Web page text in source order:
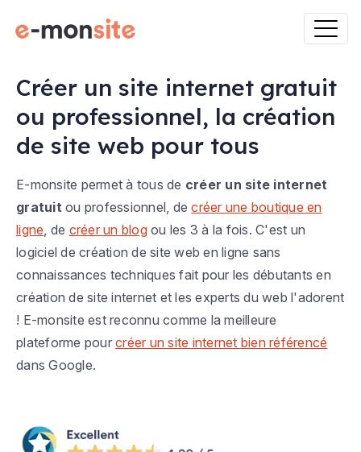
Créer un site internet gratuit
ou professionnel, la création
de site web pour tous
E-monsite permet à tous de créer un site internet
gratuit ou professionnel, decréer une boutique en
ligne , de créer un blogou les 3 à la fois. C'est un
logiciel de création de site web en ligne sans
connaissances techniques fait pour les débutants en
création de site internet et les experts du web l'adorent
! E-monsite est reconnu comme la meilleure
plateforme pour créer un site internet bien référencé
dans Google.